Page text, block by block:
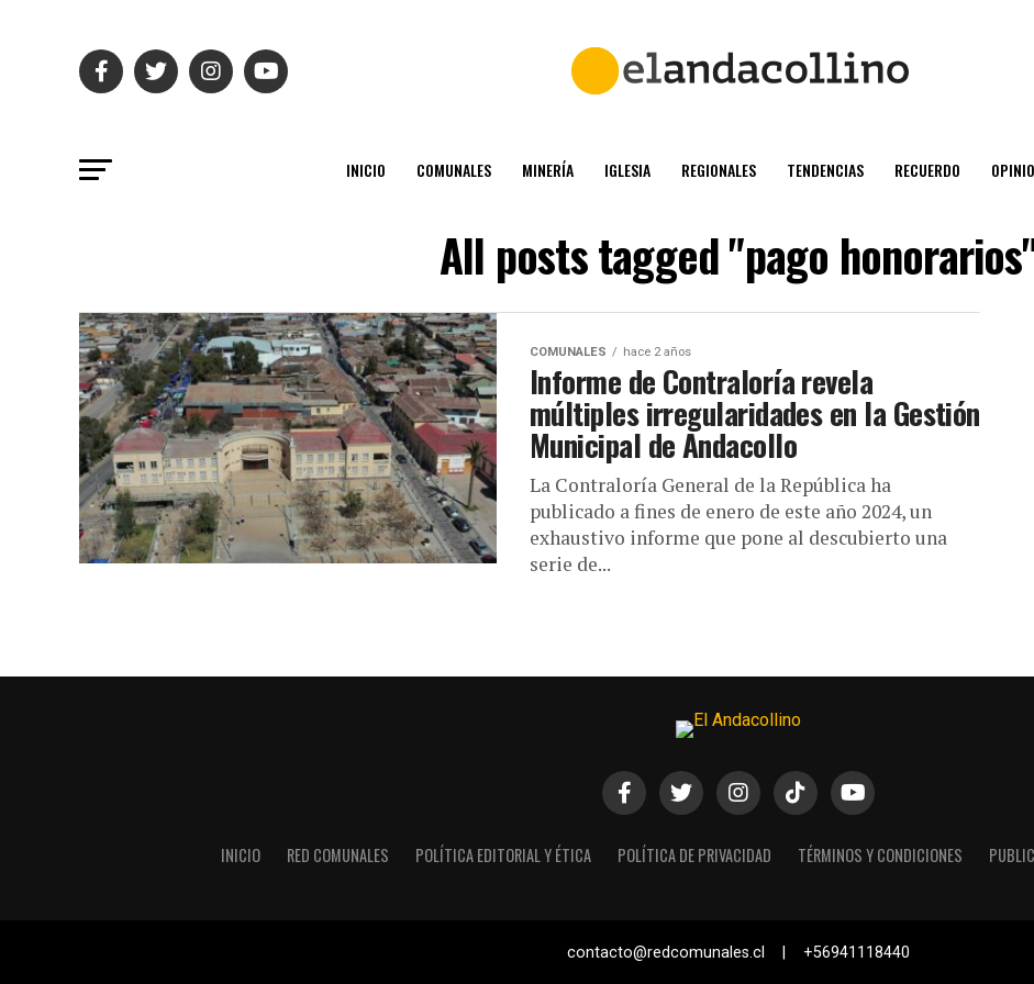
INICIO COMUNALES MINERÍA IGLESIA REGIONALES TENDENCIAS RECUERDO
All posts tagged "pago
COMUNALES hace 2 años
Informe de Contraloría revela
múltiples irregularidades en la Gestión
Municipal de Andacollo
La Contraloría General de la República ha
publicado a fines de enero de este año 2024, un
exhaustivo informe que pone al descubierto una
serie de...
INICIO RED COMUNALES POLÍTICA EDITORIAL Y ÉTICA POLÍTICA DE PRIVACIDAD TÉRMINOS Y CONDICIONES
contacto@redcomunales.cl | +56941118440